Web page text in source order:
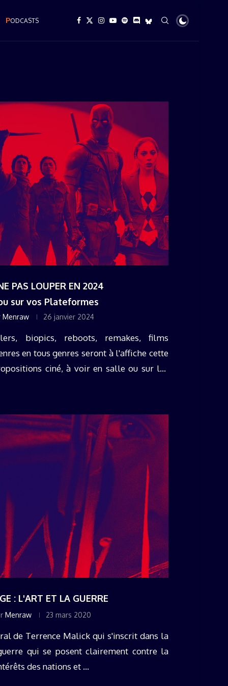
PODCASTS
PAS LOUPER EN 2024
sur vos Plateformes
Menraw 26 janvier 2024
biopics, reboots, remakes, films
en tous genres seront à l'affiche cette
ciné, à voir en salle ou sur les
: L'ART ET LA GUERRE
Menraw 23 mars 2020
de Terrence Malick qui s'inscrit dans la
qui se posent clairement contre la
des nations et ...